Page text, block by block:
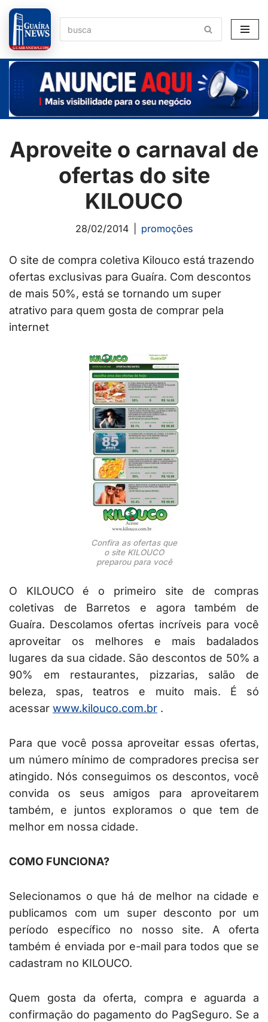
Pular
para
o
conteúdo
Aproveite o carnaval de
ofertas do site
KILOUCO
28/02/2014 promoções
O site de compra coletiva Kilouco está trazendo
ofertas exclusivas para Guaíra. Com descontos
de mais 50%, está se tornando um super
atrativo para quem gosta de comprar pela
internet
Confira as ofertas que
o site KILOUCO
preparou para você
O KILOUCO é o primeiro site de compras
coletivas de Barretos e agora também de
Guaíra. Descolamos ofertas incríveis para você
aproveitar os melhores e mais badalados
lugares da sua cidade. São descontos de 50% a
90% em restaurantes, pizzarias, salão de
beleza, spas, teatros e muito mais. É só
acessar www.kilouco.com.br .
Para que você possa aproveitar essas ofertas,
um número mínimo de compradores precisa ser
atingido. Nós conseguimos os descontos, você
convida os seus amigos para aproveitarem
também, e juntos exploramos o que tem de
melhor em nossa cidade.
COMO FUNCIONA?
Selecionamos o que há de melhor na cidade e
publicamos com um super desconto por um
período específico no nosso site. A oferta
também é enviada por e-mail para todos que se
cadastram no KILOUCO.
Quem gosta da oferta, compra e aguarda a
confirmação do pagamento do PagSeguro. Se a